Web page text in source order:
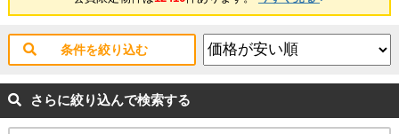
条件を絞り込む
さらに絞り込んで検索する